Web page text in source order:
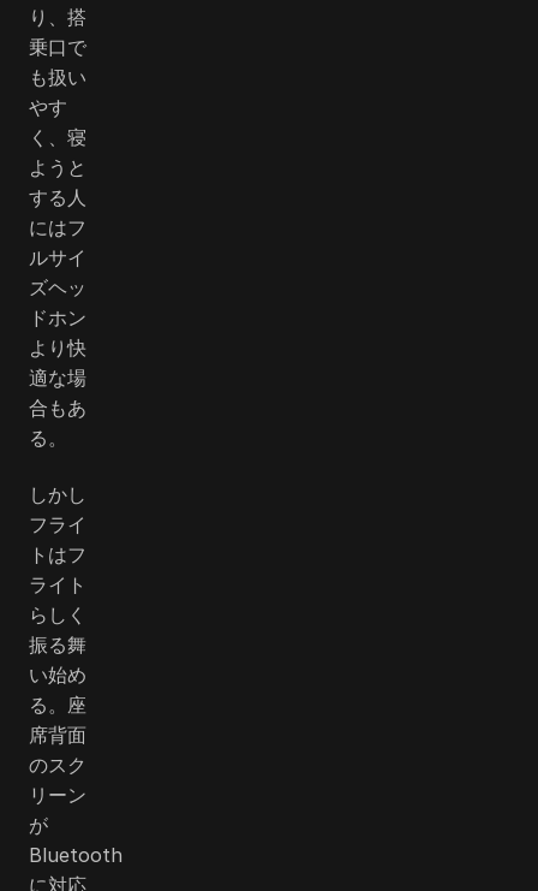
り、搭
乗口で
も扱い
やす
く、寝
ようと
する人
にはフ
ルサイ
ズヘッ
ドホン
より快
適な場
合もあ
る。
しかし
フライ
トはフ
ライト
らしく
振る舞
い始め
る。座
席背面
のスク
リーン
が
Bluetooth
に対応